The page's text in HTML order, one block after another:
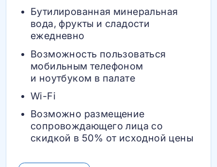
Бутилированная минеральная
вода, фрукты и сладости
ежедневно
Возможность пользоваться
мобильным телефоном
и ноутбуком в палате
Wi-Fi
Возможно размещение
сопровождающего лица со
скидкой в 50% от исходной цены